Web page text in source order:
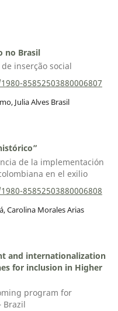
no Brasil
inserção social
85852503880006807
Julia Alves Brasil
de la implementación
en el exilio
85852503880006808
Carolina Morales Arias
and internationalization
for inclusion in Higher
program for
Brazil